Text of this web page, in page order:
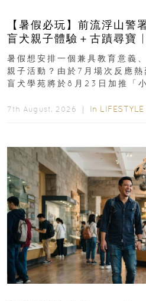
【暑假必玩】前流浮山警
盲犬親子體驗＋古蹟尋
組免費名額
暑假想安排一個兼具教育意義
親子活動？由於7月場次反應
盲犬學苑將於8月23日加推「
7th August, 2026 ｜ In LIFESTYLE